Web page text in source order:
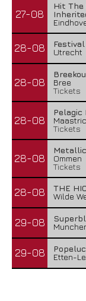
27-08
Hit The
28-08
Utrecht
28-08
Bree
Tickets
28-08
Pelagic
Tickets
28-08
Ommen
Tickets
28-08
THE
Wilde
29-08
29-08
Etten-